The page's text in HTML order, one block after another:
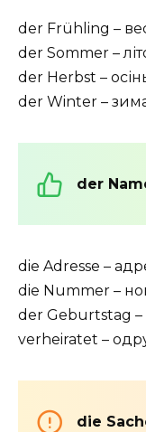
der Frühling –
der Sommer –
der Herbst –
der Winter –
der
die Adresse –
die Nummer –
der Geburtstag
verheiratet –
die